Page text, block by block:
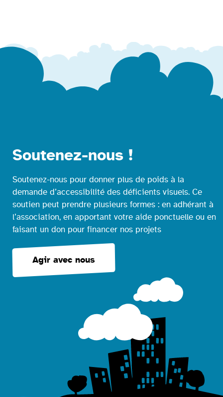
Soutenez-nous !
Soutenez-nous pour donner plus de poids à la
demande d’accessibilité des déficients visuels. Ce
soutien peut prendre plusieurs formes : en adhérant à
l’association, en apportant votre aide ponctuelle ou en
faisant un don pour financer nos projets
Agir avec nous